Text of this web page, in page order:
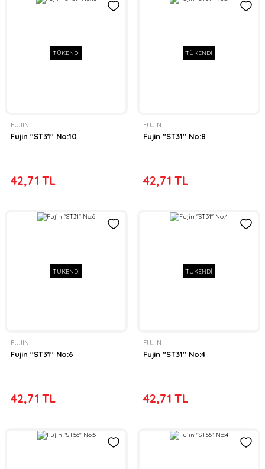
TÜKENDİ
FUJIN
Fujin ''ST31'' No:10
42,71 TL
TÜKENDİ
FUJIN
Fujin ''ST31'' No:8
42,71 TL
TÜKENDİ
FUJIN
Fujin ''ST31'' No:6
42,71 TL
TÜKENDİ
FUJIN
Fujin ''ST31'' No:4
42,71 TL